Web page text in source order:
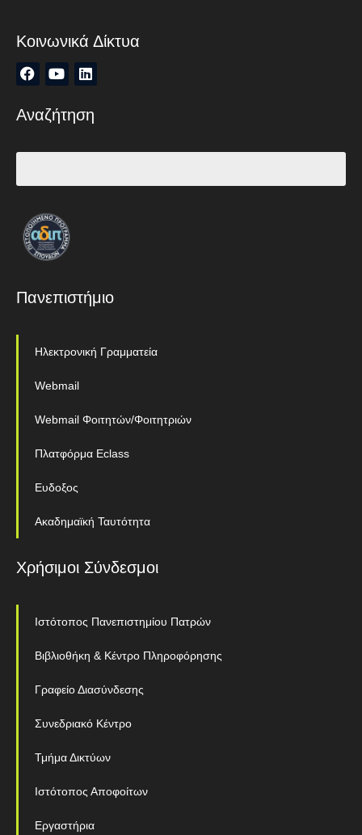
Κοινωνικά Δίκτυα
Αναζήτηση
Πανεπιστήμιο
Ηλεκτρονική Γραμματεία
Webmail
Webmail Φοιτητών/Φοιτητριών
Πλατφόρμα Eclass
Ευδοξος
Ακαδημαϊκή Ταυτότητα
Χρήσιμοι Σύνδεσμοι
Ιστότοπος Πανεπιστημίου Πατρών
Βιβλιοθήκη & Κέντρο Πληροφόρησης
Γραφείο Διασύνδεσης
Συνεδριακό Κέντρο
Τμήμα Δικτύων
Ιστότοπος Αποφοίτων
Εργαστήρια